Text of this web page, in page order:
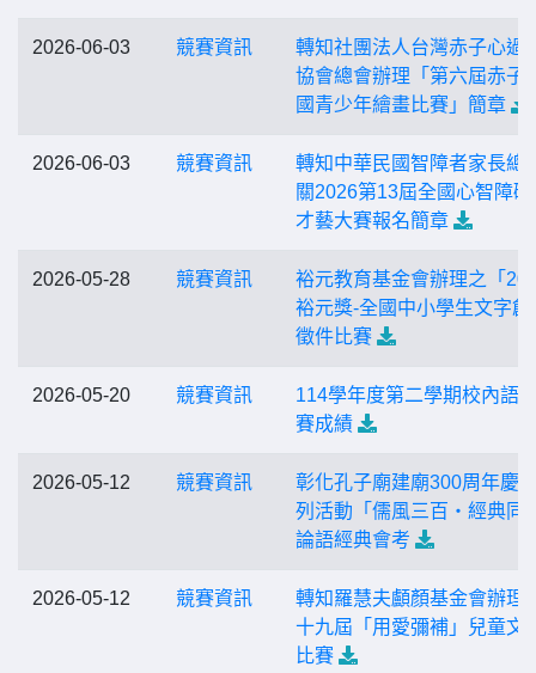
2026-06-03 競賽資訊
轉知社團法人台灣赤子心過
協會總會辦理「第六屆赤子
國青少年繪畫比賽」簡章
2026-06-03 競賽資訊
轉知中華民國智障者家長總
關2026第13屆全國心智障礙
才藝大賽報名簡章
2026-05-28 競賽資訊
裕元教育基金會辦理之「
裕元獎-全國中小學生文字創
徵件比賽
2026-05-20 競賽資訊
114學年度第二學期校內語
賽成績
2026-05-12 競賽資訊
彰化孔子廟建廟300周年慶
列活動「儒風三百・經典同
論語經典會考
2026-05-12 競賽資訊
轉知羅慧夫顱顏基金會辦理
十九屆「用愛彌補」兒童文
比賽